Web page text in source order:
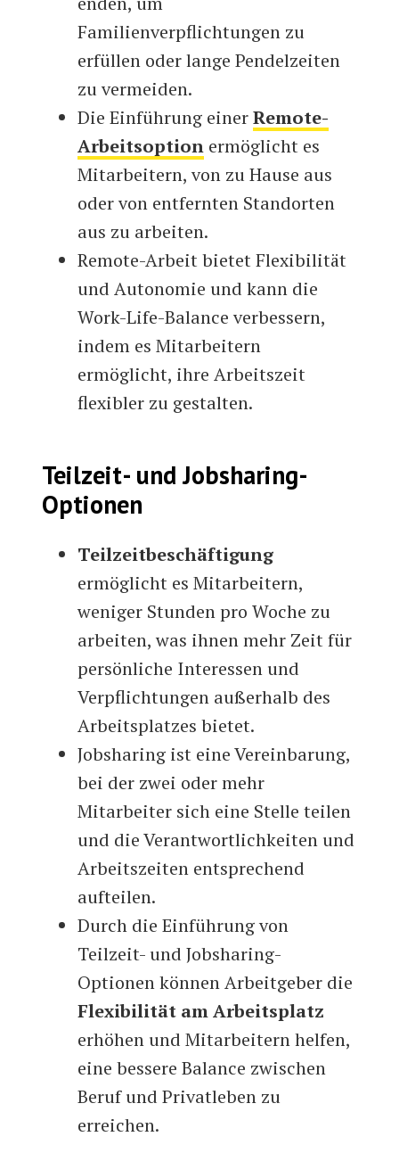
Familienverpflichtungen zu
erfüllen oder lange Pendelzeiten
zu vermeiden.
Die Einführung einerRemote-
Arbeitsoption ermöglicht es
Mitarbeitern, von zu Hause aus
oder von entfernten Standorten
aus zu arbeiten.
Remote-Arbeit bietet Flexibilität
und Autonomie und kann die
Work-Life-Balance verbessern,
indem es Mitarbeitern
ermöglicht, ihre Arbeitszeit
flexibler zu gestalten.
Teilzeit- und Jobsharing-
Optionen
Teilzeitbeschäftigung
ermöglicht es Mitarbeitern,
weniger Stunden pro Woche zu
arbeiten, was ihnen mehr Zeit für
persönliche Interessen und
Verpflichtungen außerhalb des
Arbeitsplatzes bietet.
Jobsharing ist eine Vereinbarung,
bei der zwei oder mehr
Mitarbeiter sich eine Stelle teilen
und die Verantwortlichkeiten und
Arbeitszeiten entsprechend
aufteilen.
Durch die Einführung von
Teilzeit- und Jobsharing-
Optionen können Arbeitgeber die
Flexibilität am Arbeitsplatz
erhöhen und Mitarbeitern helfen,
eine bessere Balance zwischen
Beruf und Privatleben zu
erreichen.